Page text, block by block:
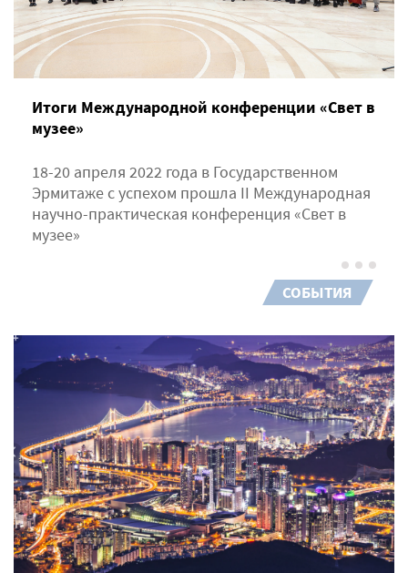
Итоги Международной конференции «Свет в
музее»
18-20 апреля 2022 года в Государственном
Эрмитаже с успехом прошла II Международная
научно-практическая конференция «Свет в
музее»
СОБЫТИЯ